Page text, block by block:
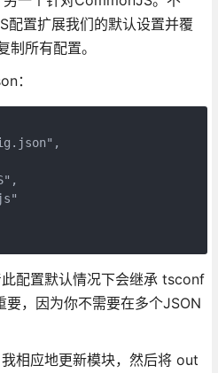
置扩展我们的默认设置并覆
所有配置。
：
配置默认情况下会继承 tsconf
，因为你不需要在多个JSON
相应地更新模块，然后将 out